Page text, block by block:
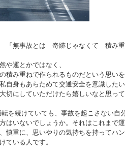
「無事故とは 奇跡じゃなくて 積み
や運とかではなく、
積み重ねで作られるものだという思い
自身もあらためて交通安全を意識した
切にしていただけたら嬉しいなと思っ
を続けていても、事故を起こさない自
はいないでしょうか。それはこれまで
慎重に、思いやりの気持ちを持ってハ
ている人です。